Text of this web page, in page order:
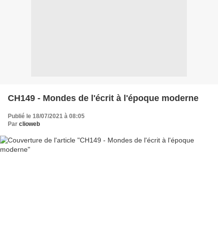
CH149 - Mondes de l'écrit à l'époque moderne
Publié le 18/07/2021 à 08:05
Par clioweb